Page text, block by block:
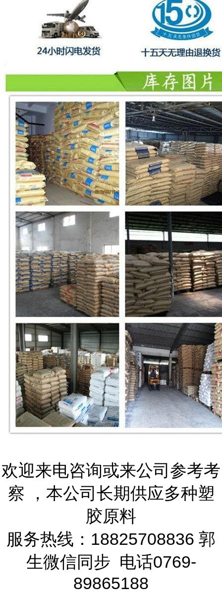
欢迎来电咨询或来公司参考考
察 ，本公司长期供应多种塑
胶原料
服务热线：18825708836 郭
生微信同步 电话0769-
89865188